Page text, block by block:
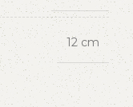
12 cm